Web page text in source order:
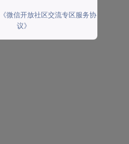
《微信开放社区交流专区服务协
议》